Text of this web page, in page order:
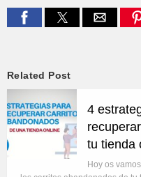
Related Post
4
tu tienda
Hoy os